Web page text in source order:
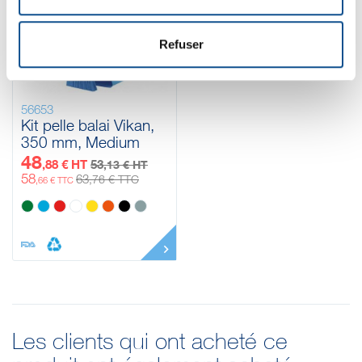
Refuser
56653
Kit pelle balai Vikan,
350 mm, Medium
48,88 € HT 53,13 € HT
58,66 € TTC 63,76 € TTC
Les clients qui ont acheté ce